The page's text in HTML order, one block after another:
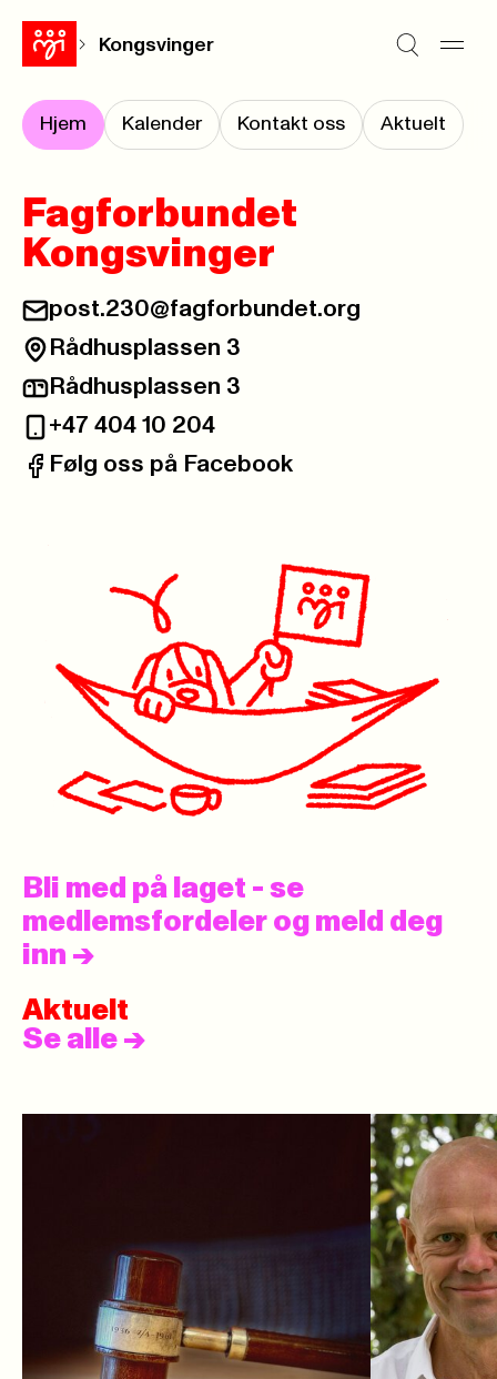
Kongsvinger
Hjem Kalender Kontakt oss Aktuelt
Fagforbundet
Kongsvinger
E-post:
post.230@fagforbundet.org
Besøksadresse:
Rådhusplassen 3
Postadresse:
Rådhusplassen 3
Telefon:
+47 404 10 204
Facebook:
Følg oss på Facebook
Bli med på laget - se
medlemsfordeler og meld deg
inn ->
Aktuelt
Se alle ->